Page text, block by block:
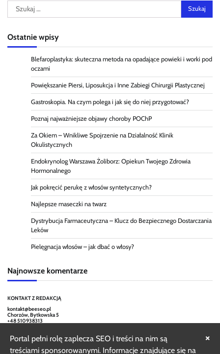
×
Portal pełni rolę zaplecza SEO i treści na nim są
treściami sponsorowanymi. Informacje znajdujące się na
Szukaj:
Ostatnie wpisy
Blefaroplastyka: skuteczna metoda na opadające powieki i worki pod
oczami
Powiększanie Piersi, Liposukcja i Inne Zabiegi Chirurgii Plastycznej
Gastroskopia. Na czym polega i jak się do niej przygotować?
Poznaj najważniejsze objawy choroby POChP
Za Okiem – Wnikliwe Spojrzenie na Działalność Klinik
Okulistycznych
Endokrynolog Warszawa Żoliborz: Opiekun Twojego Zdrowia
Hormonalnego
Jak pokręcić perukę z włosów syntetycznych?
Najlepsze maseczki na twarz
Dystrybucja Farmaceutyczna – Klucz do Bezpiecznego Dostarczania
Leków
Pielęgnacja włosów – jak dbać o włosy?
Najnowsze komentarze
KONTAKT Z REDAKCJĄ
kontakt@beeseo.pl
Chorzów, Bytkowska 5
+48 510938313